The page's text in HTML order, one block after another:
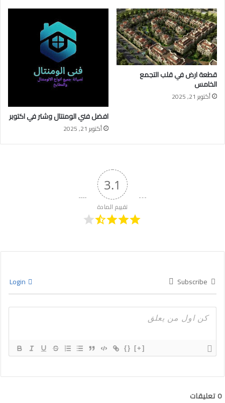
قطعة ارض في قلب التجمع
الخامس
أكتوبر 21, 2025
افضل فني الومنتال وشتر في اكتوبر
أكتوبر 21, 2025
3.1
تقييم المادة
Subscribe
{} [+]
0تعليقات